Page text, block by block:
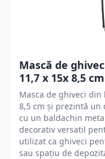
Mască de
11,7 x 15x 8,5 cm
Masca de ghiveci
8,5 cm și prezintă un
cu un baldachin
decorativ versatil
utilizat ca ghiveci
sau spațiu de